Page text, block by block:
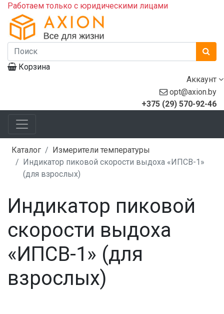
Работаем только с юридическими лицами
Корзина
Аккаунт
opt@axion.by
+375 (29) 570-92-46
Каталог
Измерители температуры
Индикатор пиковой скорости выдоха «ИПСВ-1»
(для взрослых)
Индикатор пиковой
скорости выдоха
«ИПСВ-1» (для
взрослых)